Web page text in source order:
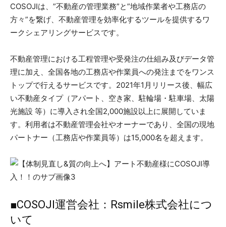
COSOJIは、”不動産の管理業務”と”地域作業者や工務店の
⽅々”を繋げ、不動産管理を効率化するツールを提供するワ
ークシェアリングサービスです。
不動産管理における工程管理や受発注の仕組み及びデータ管
理に加え、全国各地の工務店や作業員への発注までをワンス
トップで行えるサービスです。2021年1月リリース後、幅広
い不動産タイプ（アパート、空き家、駐輪場・駐車場、太陽
光施設 等）に導入され全国2,000施設以上に展開していま
す。利用者は不動産管理会社やオーナーであり、全国の現地
パートナー（工務店や作業員等）は15,000名を超えます。
■COSOJI運営会社：Rsmile株式会社につ
いて